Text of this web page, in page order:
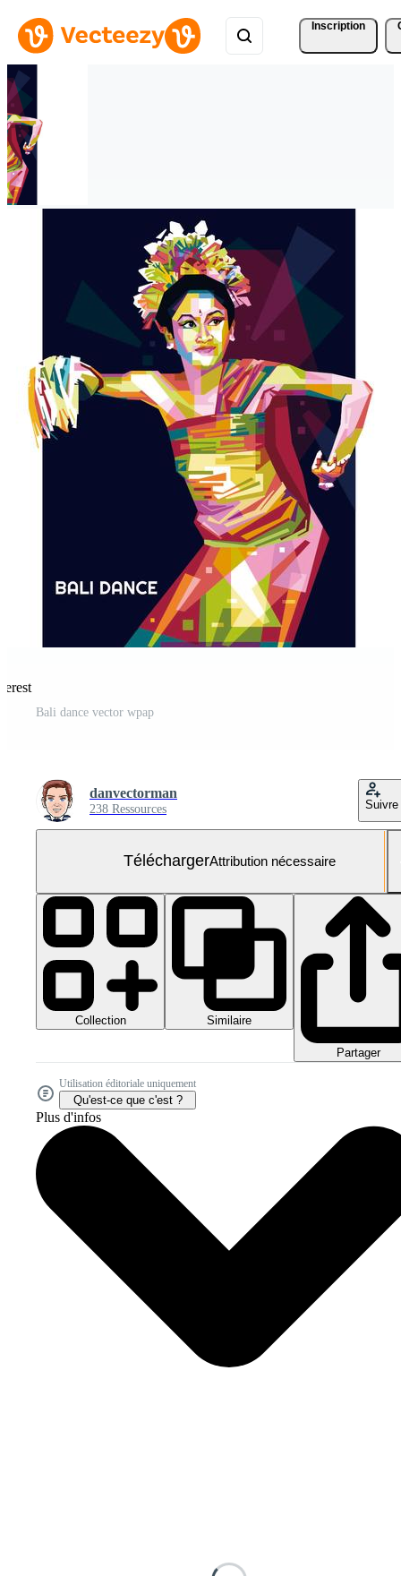
Inscription
Bali dance vector wpap
danvectorman
238 Ressources Suivre
TéléchargerAttribution nécessaire
Collection Similaire
Partager
Utilisation éditoriale uniquement
Qu'est-ce que c'est ?
Plus d'infos